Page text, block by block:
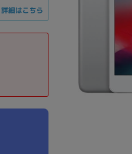
細はこちら
周辺機器